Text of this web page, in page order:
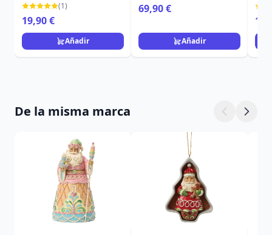
HEARTWOOD CREEK
(1)
19,90 €
Añadir
HEARTWOOD CREEK
69,90 €
Añadir
JIM
De la misma marca